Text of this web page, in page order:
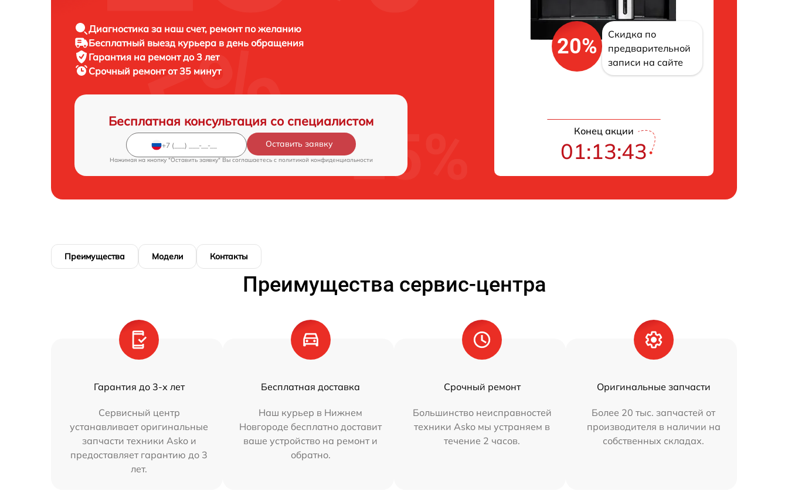
Диагностика за наш счет, ремонт по желанию
Бесплатный выезд курьера в день обращения
Гарантия на ремонт до 3 лет
Срочный ремонт от 35 минут
Бесплатная консультация со специалистом
Оставить заявку
Нажимая на кнопку "Оставить заявку" Вы соглашаетесь c политикой конфиденциальности
20%
Скидка по
предварительной
записи на сайте
Конец акции
01:13:42
Преимущества Модели Контакты
Преимущества сервис-центра
Гарантия до 3-х лет
Сервисный центр
устанавливает оригинальные
запчасти техники Asko и
предоставляет гарантию до 3
лет.
Бесплатная доставка
Наш курьер в Нижнем
Новгороде бесплатно доставит
ваше устройство на ремонт и
обратно.
Срочный ремонт
Большинство неисправностей
техники Asko мы устраняем в
течение 2 часов.
Оригинальные запчасти
Более 20 тыс. запчастей от
производителя в наличии на
собственных складах.